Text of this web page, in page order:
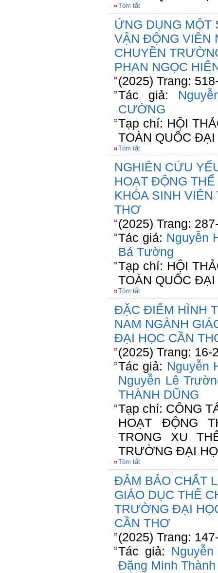
Tóm tắt
ỨNG DỤNG MỘT
VẬN ĐỘNG VIÊN
CHUYỀN
PHAN NGỌC
(2025) Trang:
Tác giả:
CƯỜNG
Tạp chí: HỘI
TOÀN QUỐC
Tóm tắt
NGHIÊN CỨU
HOẠT ĐỘNG
KHÓA SINH
THƠ
(2025) Trang:
Tác giả: Nguyễn
Bá Tường
Tạp chí: HỘI
TOÀN QUỐC
Tóm tắt
ĐẶC ĐIỂM HÌNH
NAM NGÀNH
ĐẠI HỌC CẦN
(2025) Trang: 16-
Tác giả: Nguyễn
Nguyễn Lê
THÀNH DŨNG
Tạp chí: CÔNG
HOẠT ĐỘNG
TRONG XU
TRƯỜNG ĐẠI
Tóm tắt
ĐẢM BẢO CHẤT
GIÁO DỤC THỂ
TRƯỜNG ĐẠI
CẦN THƠ
(2025) Trang:
Tác giả:
Đặng Minh Thành